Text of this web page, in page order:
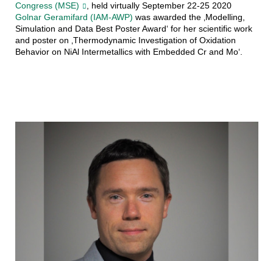
Congress (MSE)
, held virtually September 22-25 2020
Golnar Geramifard (IAM-AWP) was awarded the ‚Modelling,
Simulation and Data Best Poster Award‘ for her scientific work
and poster on ‚Thermodynamic Investigation of Oxidation
Behavior on NiAl Intermetallics with Embedded Cr and Mo‘.